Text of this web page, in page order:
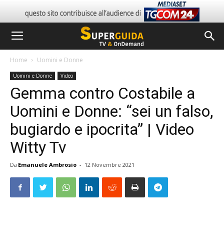
Home Uomini e Donne
Uomini e Donne Video
Gemma contro Costabile a
Uomini e Donne: “sei un falso,
bugiardo e ipocrita” | Video
Witty Tv
Da Emanuele Ambrosio - 12 Novembre 2021